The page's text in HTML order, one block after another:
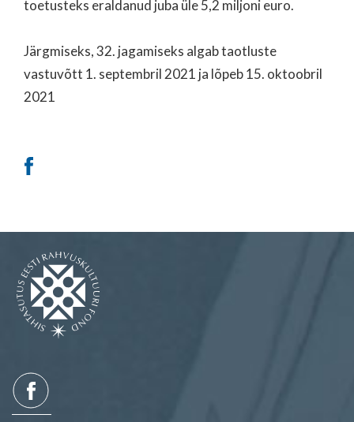
toetusteks eraldanud juba üle 5,2 miljoni euro.
Järgmiseks, 32. jagamiseks algab taotluste
vastuvõtt 1. septembril 2021 ja lõpeb 15. oktoobril
2021